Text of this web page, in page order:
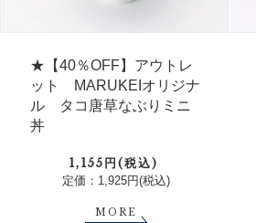
★【40％OFF】アウトレ
ット MARUKEIオリジナ
ル タコ唐草なぶりミニ
丼
1,155円(税込)
定価：1,925円(税込)
MORE